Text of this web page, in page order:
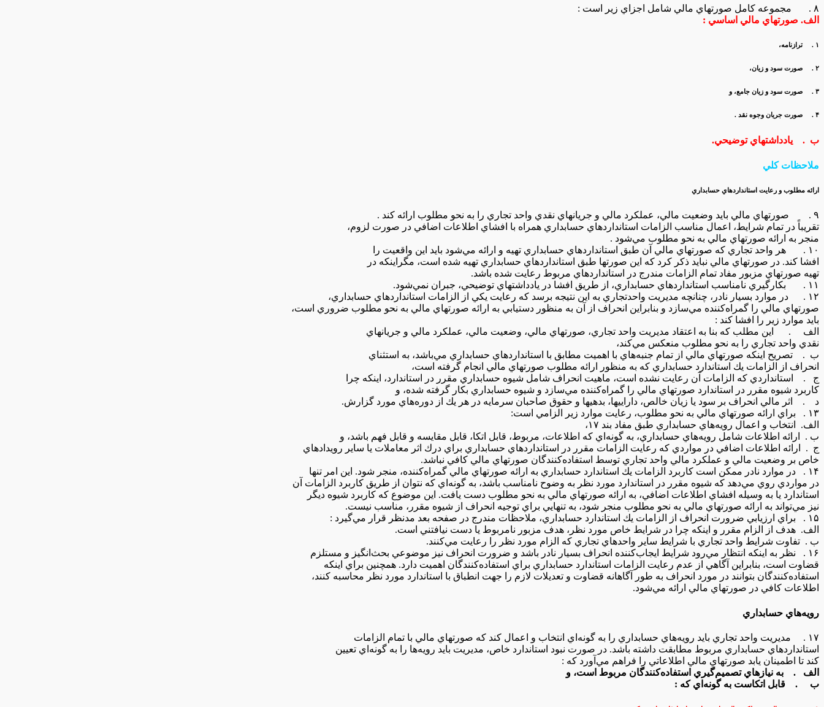
۸ . مجموعه‌ كامل‌ صورتهاي‌ مالي‌ شامل‌ اجزاي‌ زير است‌ :
الف‌. صورتهاي‌ مالي‌ اساسي‌ :
۱ . ترازنامه‌،
۲ . صورت‌ سود و زيان‌،
۳ . صورت‌ سود و زيان‌ جامع‌، و
۴ . صورت‌ جريان‌ وجوه‌ نقد .
ب . يادداشتهاي‌ توضيحي‌.
ملاحظات‌ كلي‌
ارائه‌ مطلوب‌ و رعايت‌ استانداردهاي‌ حسابداري‌
۹ . صورتهاي‌ مالي‌ بايد وضعيت‌ مالي‌، عملكرد مالي‌ و جريانهاي‌ نقدي‌ واحد تجاري‌ را به نحو مطلوب‌ ارائه‌ كند .
تقريباً در تمام‌ شرايط‌، اعمال‌ مناسب‌ الزامات‌ استانداردهاي‌ حسابداري‌ همراه‌ با افشاي‌ اطلاعات‌ اضافي‌ در صورت‌ لزوم‌،
منجر به‌ ارائه‌ صورتهاي‌ مالي‌ به نحو مطلوب‌ مي‌شود .
۱۰ . هر واحد تجاري‌ كه‌ صورتهاي‌ مالي‌ آن‌ طبق‌ استانداردهاي‌ حسابداري‌ تهيه‌ و ارائه‌ مي‌شود بايد اين‌ واقعيت‌ را
افشا كند. در صورتهاي‌ مالي‌ نبايد ذكر كرد كه‌ اين‌ صورتها طبق‌ استانداردهاي‌ حسابداري‌ تهيه‌ شده‌ است‌، مگراينكه‌ در
تهيه‌ صورتهاي‌ مزبور مفاد تمام‌ الزامات‌ مندرج‌ در استانداردهاي‌ مربوط‌ رعايت‌ شده‌ باشد.
۱۱ . بكارگيري‌ نامناسب‌ استانداردهاي‌ حسابداري‌، از طريق‌ افشا در يادداشتهاي‌ توضيحي‌، جبران‌ نمي‌شود.
۱۲ . در موارد بسيار نادر، چنانچه‌ مديريت‌ واحدتجاري‌ به‌ اين‌ نتيجه‌ برسد كه‌ رعايت‌ يكي‌ از الزامات‌ استانداردهاي‌ حسابداري‌،
صورتهاي‌ مالي‌ را گمراه‌كننده‌ مي‌سازد و بنابراين‌ انحراف‌ از آن‌ به منظور دستيابي‌ به‌ ارائه‌ صورتهاي‌ مالي‌ به نحو مطلوب‌ ضروري‌ است‌،
بايد موارد زیر را افشا كند :
الف . اين‌ مطلب‌ كه‌ بنا به‌ اعتقاد مديريت‌ واحد تجاري‌، صورتهاي‌ مالي‌، وضعيت‌ مالي‌، عملكرد مالي‌ و جريانهاي‌
نقدي‌ واحد تجاري‌ را به نحو مطلوب‌ منعكس‌ مي‌كند،
ب‌ . تصريح‌ اينكه‌ صورتهاي‌ مالي‌ از تمام‌ جنبه‌هاي‌ با اهميت‌ مطابق‌ با استانداردهاي‌ حسابداري‌ مي‌باشد، به استثناي‌
انحراف‌ از الزامات‌ يك‌ استاندارد حسابداري‌ كه‌ به منظور ارائه‌ مطلوب‌ صورتهاي‌ مالي‌ انجام‌ گرفته‌ است‌،
ج‌ . استانداردي‌ كه‌ الزامات‌ آن‌ رعايت‌ نشده‌ است‌، ماهيت‌ انحراف‌ شامل‌ شيوه‌ حسابداري‌ مقرر در استاندارد، اينكه‌ چرا
كاربرد شيوه‌ مقرر در استاندارد صورتهاي‌ مالي‌ را گمراه‌كننده‌ مي‌سازد و شيوه‌ حسابداري‌ بكار گرفته‌ شده‌، و
د . اثر مالي‌ انحراف‌ بر سود يا زيان‌ خالص‌، داراييها، بدهيها و حقوق‌ صاحبان‌ سرمايه‌ در هر يك‌ از دوره‌هاي‌ مورد گزارش‌.
۱۳ . براي‌ ارائه‌ صورتهاي‌ مالي‌ به نحو مطلوب‌، رعايت‌ موارد زير الزامي‌ است‌:
الف. انتخاب‌ و اعمال‌ رويه‌هاي‌ حسابداري‌ طبق‌ مفاد بند ۱۷،
ب . ارائه‌ اطلاعات‌ شامل‌ رويه‌هاي‌ حسابداري‌، به گونه‌اي‌ كه‌ اطلاعات‌، مربوط‌، قابل‌ اتكا، قابل‌ مقايسه‌ و قابل‌ فهم‌ باشد، و
ج‌ . ارائه‌ اطلاعات‌ اضافي‌ در مواردي‌ كه‌ رعايت‌ الزامات‌ مقرر در استانداردهاي‌ حسابداري‌ براي‌ درك‌ اثر معاملات‌ يا ساير رويدادهاي‌
خاص‌ بر وضعيت‌ مالي‌ و عملكرد مالي‌ واحد تجاري‌ توسط‌ استفاده‌كنندگان‌ صورتهاي‌ مالي‌ كافي‌ نباشد.
۱۴ . در موارد نادر ممكن‌ است‌ كاربرد الزامات‌ يك‌ استاندارد حسابداري‌ به‌ ارائه‌ صورتهاي‌ مالي‌ گمراه‌كننده‌، منجر شود. اين‌ امر تنها
در مواردي‌ روي‌ مي‌دهد كه‌ شيوه‌ مقرر در استاندارد مورد نظر به وضوح‌ نامناسب‌ باشد، به گونه‌اي‌ كه‌ نتوان‌ از طريق‌ كاربرد الزامات‌ آن‌
استاندارد يا به وسيله‌ افشاي‌ اطلاعات‌ اضافي‌، به‌ ارائه‌ صورتهاي‌ مالي‌ به نحو مطلوب‌ دست‌ يافت‌. اين‌ موضوع‌ كه‌ كاربرد شيوه‌ ديگر
نيز مي‌تواند به‌ ارائه‌ صورتهاي‌ مالي‌ به نحو مطلوب‌ منجر شود، به تنهايي‌ براي‌ توجيه‌ انحراف‌ از شيوه‌ مقرر، مناسب‌ نيست‌.
۱۵ . براي‌ ارزيابي‌ ضرورت‌ انحراف‌ از الزامات‌ يك‌ استاندارد حسابداري‌، ملاحظات‌ مندرج در صفحه بعد مدنظر قرار مي‌گيرد :
الف. هدف‌ از الزام‌ مقرر و اينكه‌ چرا در شرايط‌ خاص‌ مورد نظر، هدف‌ مزبور نامربوط‌ يا دست‌ نيافتني‌ است‌.
ب . تفاوت‌ شرايط‌ واحد تجاري‌ با شرايط‌ ساير واحدهاي‌ تجاري‌ كه‌ الزام‌ مورد نظر را رعايت‌ مي‌كنند.
۱۶ . نظر به‌ اينكه‌ انتظار مي‌رود شرايط‌ ايجاب‌كننده‌ انحراف‌ بسيار نادر باشد و ضرورت‌ انحراف‌ نيز موضوعي‌ بحث‌انگيز و مستلزم‌
قضاوت‌ است‌، بنابراين‌ آگاهي‌ از عدم‌ رعايت‌ الزامات‌ استاندارد حسابداري‌ براي‌ استفاده‌كنندگان‌ اهميت‌ دارد. همچنين‌ براي‌ اينكه‌
استفاده‌كنندگان‌ بتوانند در مورد انحراف‌ به طور آگاهانه‌ قضاوت‌ و تعديلات‌ لازم‌ را جهت‌ انطباق‌ با استاندارد مورد نظر محاسبه‌ كنند،
اطلاعات‌ كافي‌ در صورتهاي‌ مالي‌ ارائه‌ مي‌شود.
رويه‌هاي‌ حسابداري‌
۱۷ . مديريت‌ واحد تجاري‌ بايد رويه‌هاي‌ حسابداري‌ را به گونه‌اي‌ انتخاب‌ و اعمال‌ كند كه‌ صورتهاي‌ مالي‌ با تمام‌ الزامات‌
استانداردهاي‌ حسابداري‌ مربوط‌ مطابقت‌ داشته‌ باشد. در صورت‌ نبود استاندارد خاص‌، مديريت‌ بايد رويه‌ها را به گونه‌اي‌ تعيين‌
كند تا اطمينان‌ يابد صورتهاي‌ مالي‌ اطلاعاتي‌ را فراهم‌ مي‌آورد كه :
الف . به‌ نيازهاي‌ تصميم‌گيري‌ استفاده‌كنندگان‌ مربوط‌ است‌، و
ب‌ . قابل‌ اتكاست‌ به گونه‌اي‌ كه‌ :